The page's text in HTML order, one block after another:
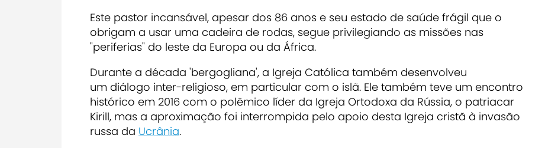
Este pastor incansável, apesar dos 86 anos e seu estado de saúde frágil que o
obrigam a usar uma cadeira de rodas, segue privilegiando as missões nas
"periferias" do leste da Europa ou da África.
Durante a década 'bergogliana', a Igreja Católica também desenvolveu
um diálogo inter-religioso, em particular com o islã. Ele também teve um encontro
histórico em 2016 com o polêmico líder da Igreja Ortodoxa da Rússia, o patriacar
Kirill, mas a aproximação foi interrompida pelo apoio desta Igreja cristã à invasão
russa da Ucrânia.